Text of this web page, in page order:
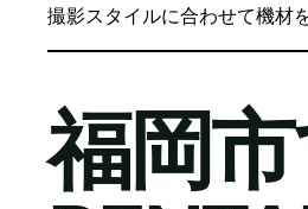
撮影スタイルに合わせて機材
福岡